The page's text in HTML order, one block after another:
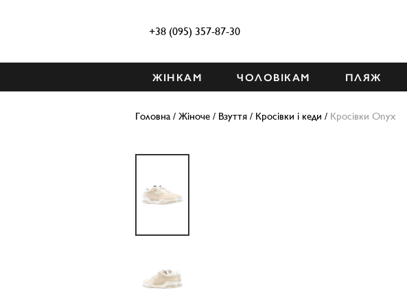
+38 (095) 357-87-30
ЖІНКАМ ЧОЛОВІКАМ ПЛЯЖ
Головна / Жіноче / Взуття / Кросівки і кеди / Кросівки Onyx